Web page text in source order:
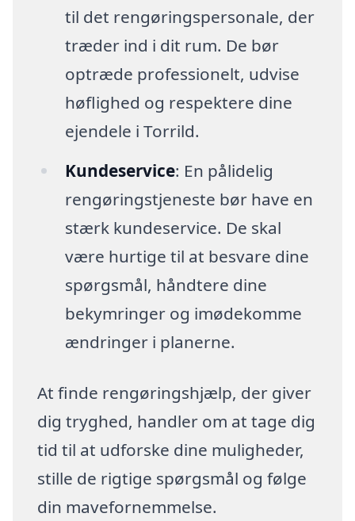
til det rengøringspersonale, der
træder ind i dit rum. De bør
optræde professionelt, udvise
høflighed og respektere dine
ejendele i Torrild.
Kundeservice: En pålidelig
rengøringstjeneste bør have en
stærk kundeservice. De skal
være hurtige til at besvare dine
spørgsmål, håndtere dine
bekymringer og imødekomme
ændringer i planerne.
At finde rengøringshjælp, der giver
dig tryghed, handler om at tage dig
tid til at udforske dine muligheder,
stille de rigtige spørgsmål og følge
din mavefornemmelse.